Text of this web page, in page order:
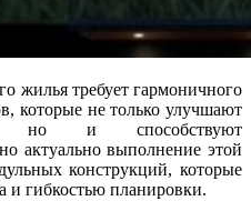
которые не только улучшают
но и способствуют
актуально выполнение этой
конструкций, которые
и гибкостью планировки.